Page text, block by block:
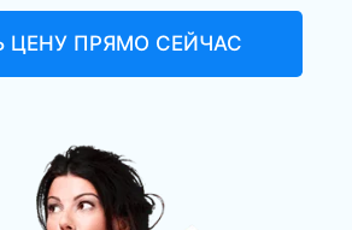
ЦЕНУ ПРЯМО СЕЙЧАС